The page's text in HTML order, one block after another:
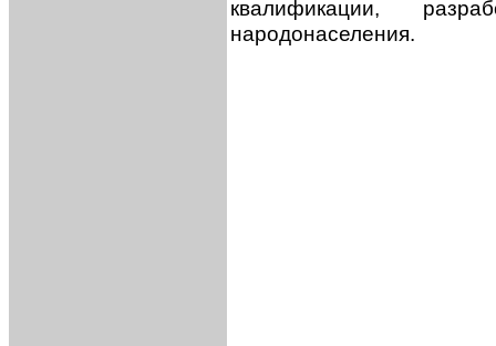
квалификации,
народонаселения.